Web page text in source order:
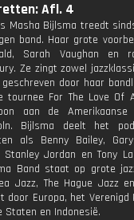
Afl. 4
Masha Bijlsma treedt
band. Haar grote
Sarah Vaughan en
Ze zingt zowel
door haar
tournee For The Love Of
aan de Amerikaanse
Bijlsma deelt het
als Benny Bailey,
Stanley Jordan en Tony
Band staat op grote
Jazz, The Hague Jazz
door Europa, het Verenigd
Staten en Indonesië.